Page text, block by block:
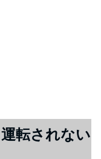
転されない